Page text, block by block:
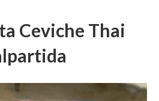
Ceviche Thai